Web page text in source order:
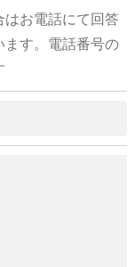
お電話にて回答
ます。電話番号の